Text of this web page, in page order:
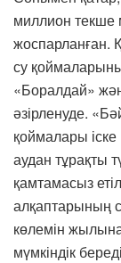
миллион текше
жоспарланған.
су
«Боралдай»
әзірленуде.
қоймалары
аудан тұрақты
қамтамасыз
алқаптарының
көлемін
мүмкіндік